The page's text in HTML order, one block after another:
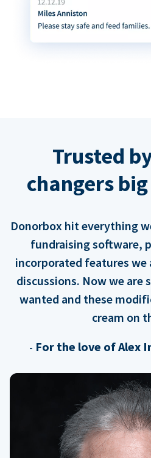
Trusted
changers
Donorbox hit everything
fundraising software,
incorporated features we
discussions. Now we are
wanted and these
cream on
- For the love of Alex